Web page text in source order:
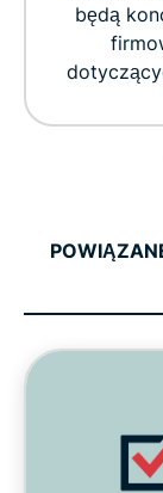
będą